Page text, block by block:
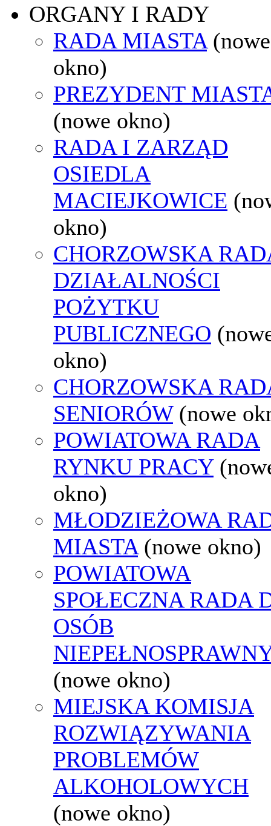
ORGANY I RADY
RADA MIASTA (nowe
okno)
PREZYDENT
(nowe okno)
RADA I ZARZĄD
OSIEDLA
MACIEJKOWICE
okno)
CHORZOWSKA
DZIAŁALNOŚCI
POŻYTKU
PUBLICZNEGO
okno)
CHORZOWSKA
SENIORÓW (nowe
POWIATOWA RADA
RYNKU PRACY
okno)
MŁODZIEŻOWA
MIASTA (nowe okno)
POWIATOWA
SPOŁECZNA RADA
OSÓB
(nowe okno)
MIEJSKA KOMISJA
ROZWIĄZYWANIA
PROBLEMÓW
ALKOHOLOWYCH
(nowe okno)